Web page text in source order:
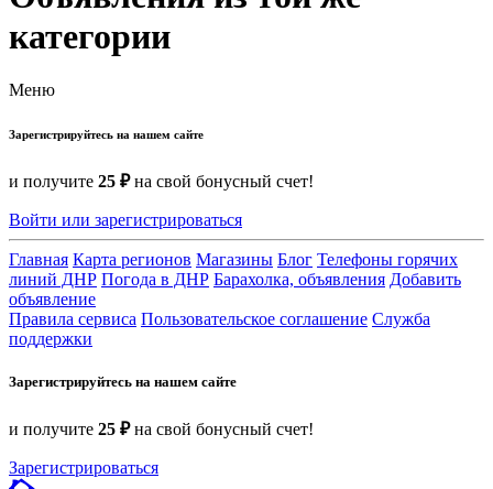
категории
Меню
Зарегистрируйтесь на нашем сайте
и получите 25 ₽на свой бонусный счет!
Войти или зарегистрироваться
Главная Карта регионов Магазины Блог Телефоны горячих
линий ДНР Погода в ДНР Барахолка, объявления Добавить
объявление
Правила сервиса Пользовательское соглашение Служба
поддержки
Зарегистрируйтесь на нашем сайте
и получите 25 ₽на свой бонусный счет!
Зарегистрироваться